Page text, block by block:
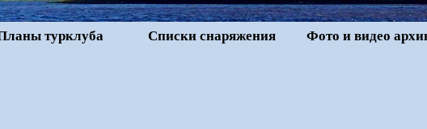
турклуба Списки снаряжения Фото и видео